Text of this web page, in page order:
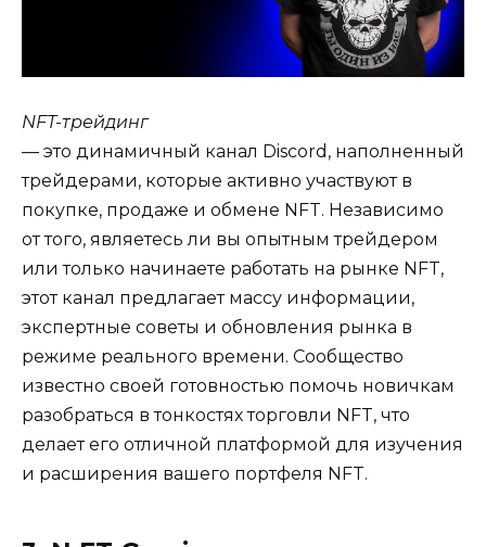
NFT-трейдинг
— это динамичный канал Discord, наполненный
трейдерами, которые активно участвуют в
покупке, продаже и обмене NFT. Независимо
от того, являетесь ли вы опытным трейдером
или только начинаете работать на рынке NFT,
этот канал предлагает массу информации,
экспертные советы и обновления рынка в
режиме реального времени. Сообщество
известно своей готовностью помочь новичкам
разобраться в тонкостях торговли NFT, что
делает его отличной платформой для изучения
и расширения вашего портфеля NFT.